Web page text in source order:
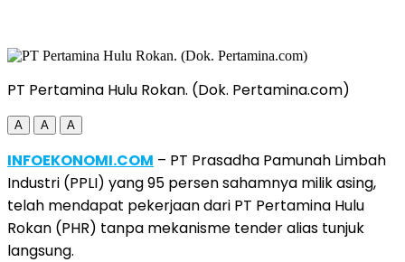
PT Pertamina Hulu Rokan. (Dok. Pertamina.com)
A A A
INFOEKONOMI.COM – PT Prasadha Pamunah Limbah
Industri (PPLI) yang 95 persen sahamnya milik asing,
telah mendapat pekerjaan dari PT Pertamina Hulu
Rokan (PHR) tanpa mekanisme tender alias tunjuk
langsung.